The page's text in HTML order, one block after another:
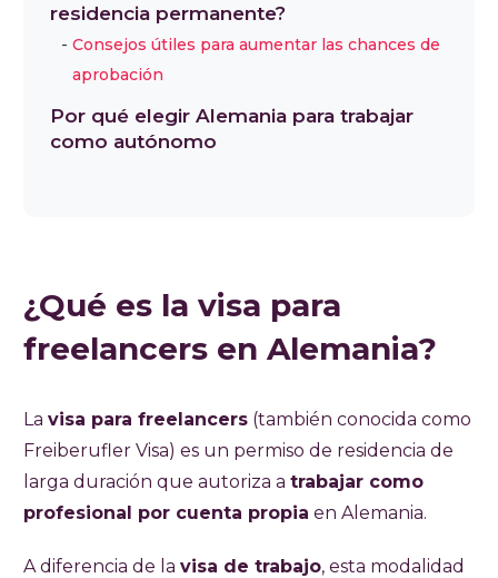
residencia permanente?
Consejos útiles para aumentar las chances de
aprobación
Por qué elegir Alemania para trabajar
como autónomo
¿Qué es la visa para
freelancers en Alemania?
La visa para freelancers (también conocida como
Freiberufler Visa) es un permiso de residencia de
larga duración que autoriza a trabajar como
profesional por cuenta propia en Alemania.
A diferencia de la visa de trabajo, esta modalidad